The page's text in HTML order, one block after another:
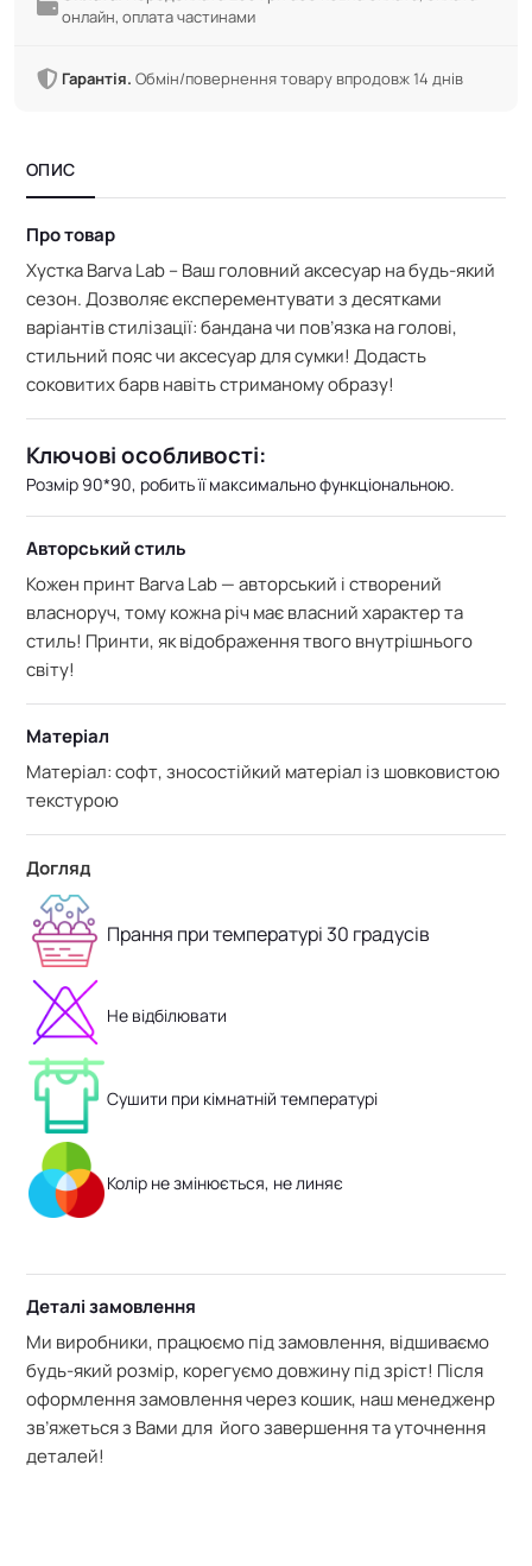
онлайн, оплата частинами
Гарантія. Обмін/повернення товару впродовж 14 днів
ОПИС
Про товар
Хустка Barva Lab – Ваш головний аксесуар на будь-який
сезон. Дозволяє експерементувати з десятками
варіантів стилізації: бандана чи пов’язка на голові,
стильний пояс чи аксесуар для сумки! Додасть
соковитих барв навіть стриманому образу!
Ключові особливості:
Розмір 90*90, робить її максимально функціональною.
Авторський стиль
Кожен принт Barva Lab — авторський і створений
власноруч, тому кожна річ має власний характер та
стиль! Принти, як відображення твого внутрішнього
світу!
Матеріал
Матеріал: софт, зносостійкий матеріал із шовковистою
текстурою
Догляд
Прання при температурі 30 градусів
Не відбілювати
Сушити при кімнатній температурі
Колір не змінюється, не линяє
Деталі замовлення
Ми виробники, працюємо під замовлення, відшиваємо
будь-який розмір, корегуємо довжину під зріст! Після
оформлення замовлення через кошик, наш менедженр
зв’яжеться з Вами для його завершення та уточнення
деталей!